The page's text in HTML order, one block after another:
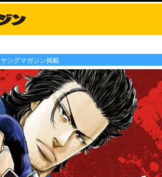
ヤングマガジン掲載